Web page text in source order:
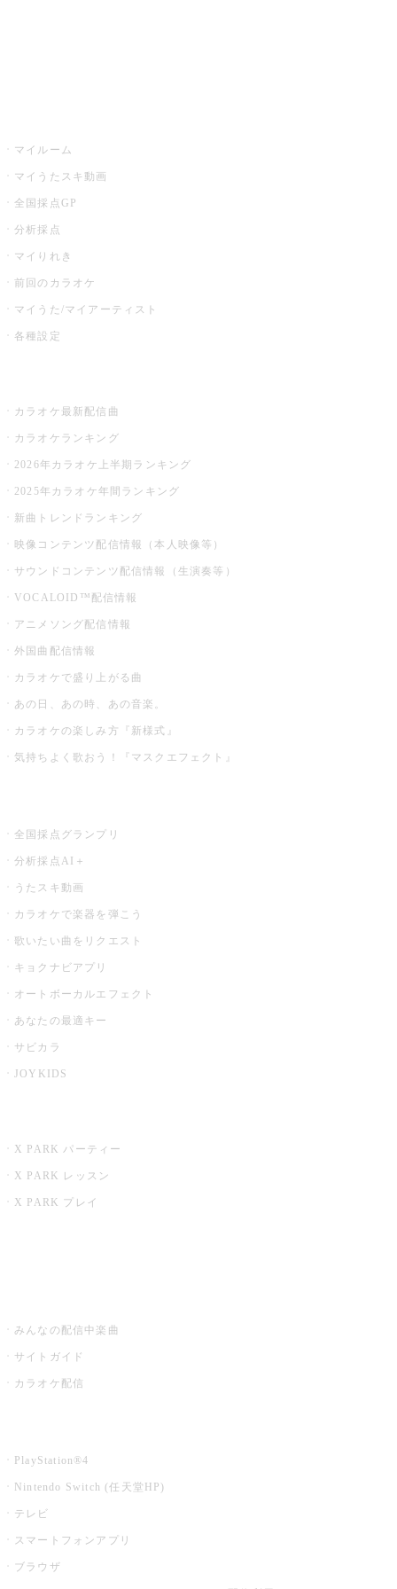
マイルーム
マイうたスキ動画
全国採点GP
分析採点
マイりれき
前回のカラオケ
マイうた/マイアーティスト
各種設定
カラオケ最新配信曲
カラオケランキング
2026年カラオケ上半期ランキング
2025年カラオケ年間ランキング
新曲トレンドランキング
映像コンテンツ配信情報（本人映像等）
サウンドコンテンツ配信情報（生演奏等）
VOCALOID™配信情報
アニメソング配信情報
外国曲配信情報
カラオケで盛り上がる曲
あの日、あの時、あの音楽。
カラオケの楽しみ方『新様式』
気持ちよく歌おう！『マスクエフェクト』
全国採点グランプリ
分析採点AI＋
うたスキ動画
カラオケで楽器を弾こう
歌いたい曲をリクエスト
キョクナビアプリ
オートボーカルエフェクト
あなたの最適キー
サビカラ
JOYKIDS
X PARK パーティー
X PARK レッスン
X PARK プレイ
みんなの配信中楽曲
サイトガイド
カラオケ配信
PlayStation®4
Nintendo Switch (任天堂HP)
テレビ
スマートフォンアプリ
ブラウザ